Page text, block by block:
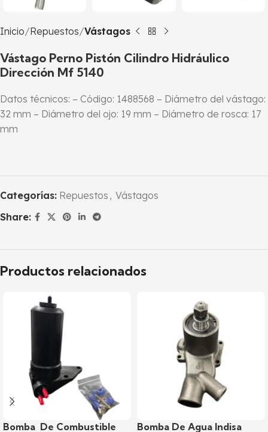
Inicio Repuestos Vástagos
Vástago Perno Pistón Cilindro Hidráulico
Dirección Mf 5140
Datos técnicos: – Código: 1488568 – Diámetro del vástago:
32 mm – Diámetro del ojo: 19 mm – Diámetro de rosca: 17
mm
Categorías: Repuestos , Vástagos
Share:
Productos relacionados
Bomba De Combustible Bomba De Agua Indisa